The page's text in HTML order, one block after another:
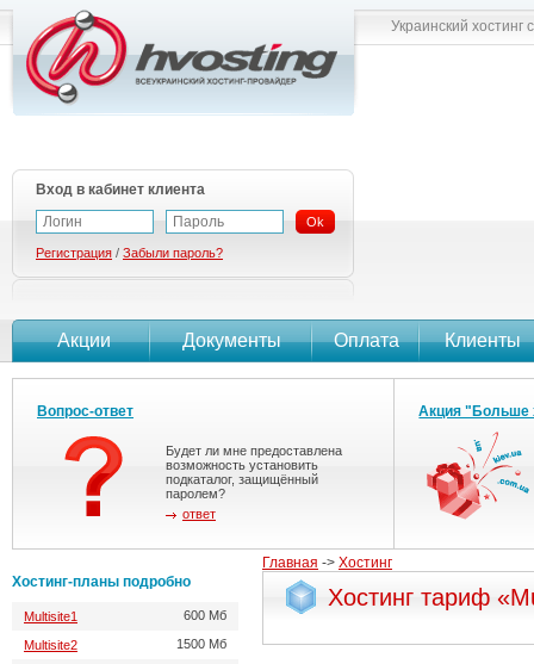
Главная -> Хостинг
Хостинг тариф
Акции Документы Оплата Клиенты
Украинский
Вход в кабинет клиента
Ok
Регистрация / Забыли пароль?
Вопрос-ответ
Будет ли мне предоставлена
возможность установить
подкаталог, защищённый
паролем?
ответ
Акция "Больше
Хостинг-планы подробно
Multisite1 600 Мб
Multisite2 1500 Мб